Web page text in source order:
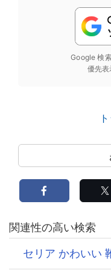
Google 検
優先